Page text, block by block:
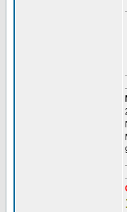
.
.
.
.
.